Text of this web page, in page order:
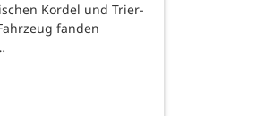
Kordel und Trier-
fanden